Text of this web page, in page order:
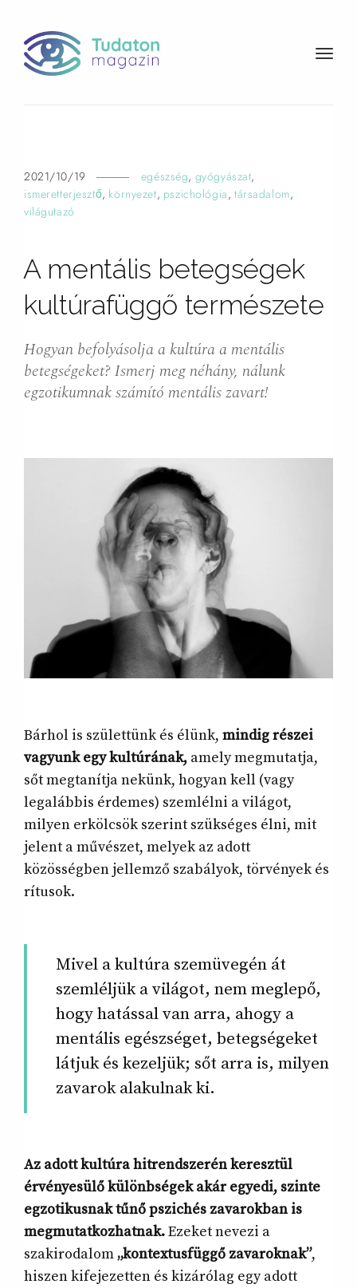
t
2021/10/19 egészség, gyógyászat,
ismeretterjesztő, környezet, pszichológia, társadalom,
világutazó
A mentális betegségek
kultúrafüggő természete
Hogyan befolyásolja a kultúra a mentális
betegségeket? Ismerj meg néhány, nálunk
egzotikumnak számító mentális zavart!
Bárhol is születtünk és élünk, mindig részei
vagyunk egy kultúrának, amely megmutatja,
sőt megtanítja nekünk, hogyan kell (vagy
legalábbis érdemes) szemlélni a világot,
milyen erkölcsök szerint szükséges élni, mit
jelent a művészet, melyek az adott
közösségben jellemző szabályok, törvények és
rítusok.
Mivel a kultúra szemüvegén át
szemléljük a világot, nem meglepő,
hogy hatással van arra, ahogy a
mentális egészséget, betegségeket
látjuk és kezeljük; sőt arra is, milyen
zavarok alakulnak ki.
Az adott kultúra hitrendszerén keresztül
érvényesülő különbségek akár egyedi, szinte
egzotikusnak tűnő pszichés zavarokban is
megmutatkozhatnak.Ezeket nevezi a
szakirodalom „kontextusfüggő zavaroknak”,
hiszen kifejezetten és kizárólag egy adott